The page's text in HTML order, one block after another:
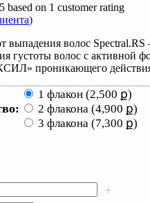
5 based on 1 customer rating
выпадения волос Spectral.RS
густоты волос с активной
проникающего
1 флакон (2,500 ք)
2 флакона (4,900 ք)
3 флакона (7,300 ք)
+